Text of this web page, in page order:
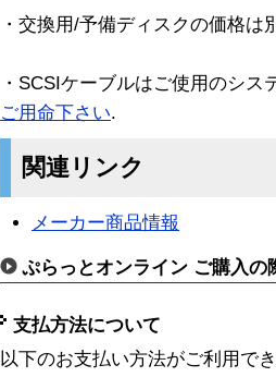
・交換用/予備ディスクの価格は
・SCSIケーブルはご使用のシス
ご用命下さい.
関連リンク
メーカー商品情報
ぷらっとオンライン ご購入の
支払方法について
以下のお支払い方法がご利用で